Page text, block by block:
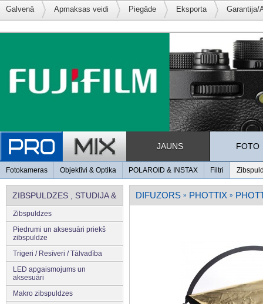
Galvenā Apmaksas veidi Piegāde Eksporta Garantija/
JAUNS FOTO
Fotokameras Objektīvi & Optika POLAROID & INSTAX Filtri
ZIBSPULDZES , STUDIJA &
APGAISMOJUMS
Zibspuldzes
Piedrumi un aksesuāri priekš
zibspuldze
Trigeri / Resīveri / Tālvadība
LED apgaismojums un
aksesuāri
Makro zibspuldzes
DIFUZORS » PHOTTIX »